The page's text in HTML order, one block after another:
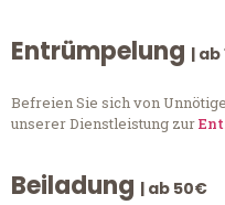
Entrümpelung | ab
Befreien Sie sich von
unserer Dienstleistung zur
Beiladung | ab 50€